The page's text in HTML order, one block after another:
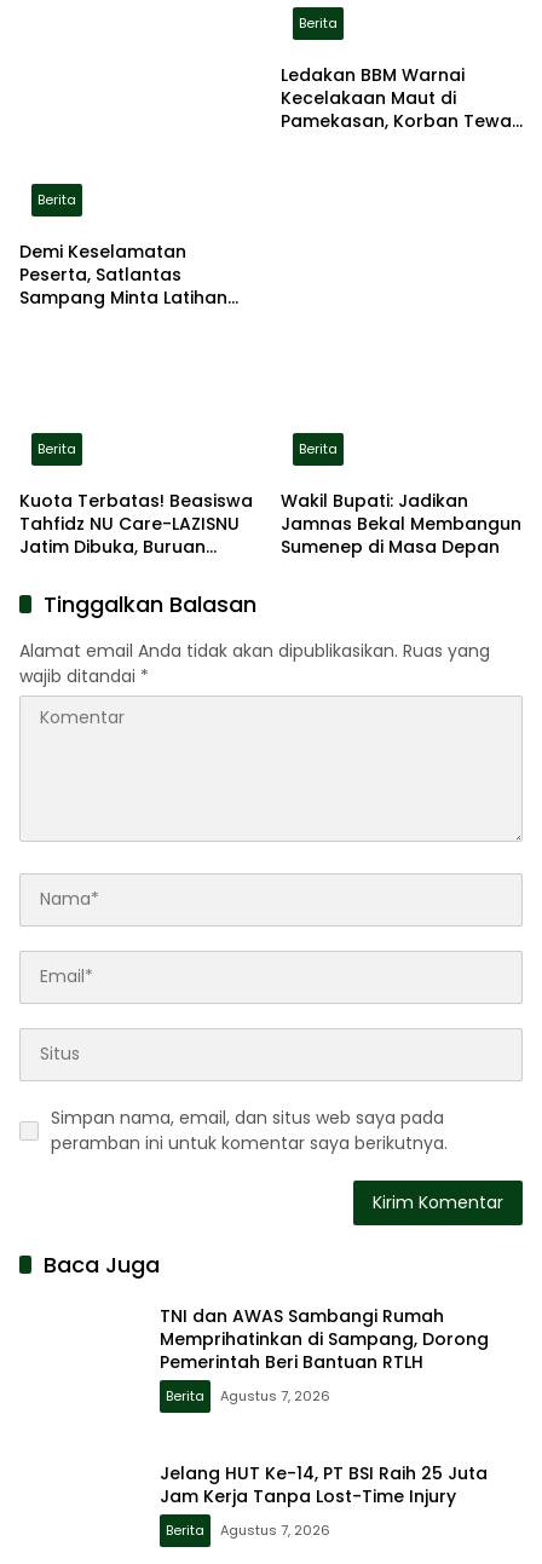
Berita
Demi Keselamatan
Peserta, Satlantas
Sampang Minta Latihan
Berita
Ledakan BBM Warnai
Kecelakaan Maut di
Pamekasan, Korban Tewas
Berita
Kuota Terbatas! Beasiswa
Tahfidz NU Care-LAZISNU
Jatim Dibuka, Buruan
Berita
Wakil Bupati: Jadikan
Jamnas Bekal Membangun
Sumenep di Masa Depan
Tinggalkan Balasan
Alamat email Anda tidak akan dipublikasikan. Ruas yang
wajib ditandai *
Simpan nama, email, dan situs web saya pada
peramban ini untuk komentar saya berikutnya.
Baca Juga
TNI dan AWAS Sambangi Rumah
Memprihatinkan di Sampang, Dorong
Pemerintah Beri Bantuan RTLH
Berita Agustus 7, 2026
Jelang HUT Ke-14, PT BSI Raih 25 Juta
Jam Kerja Tanpa Lost-Time Injury
Berita Agustus 7, 2026